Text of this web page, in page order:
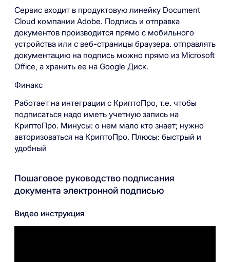
Сервис входит в продуктовую линейку Document
Cloud компании Adobe. Подпись и отправка
документов производится прямо с мобильного
устройства или с веб-страницы браузера. отправлять
документацию на подпись можно прямо из Microsoft
Office, а хранить ее на Google Диск.
Финакс
Работает на интеграции с КриптоПро, т.е. чтобы
подписаться надо иметь учетную запись на
КриптоПро. Минусы: о нем мало кто знает; нужно
авторизоваться на КриптоПро. Плюсы: быстрый и
удобный
Пошаговое руководство подписания
документа электронной подписью
Видео инструкция